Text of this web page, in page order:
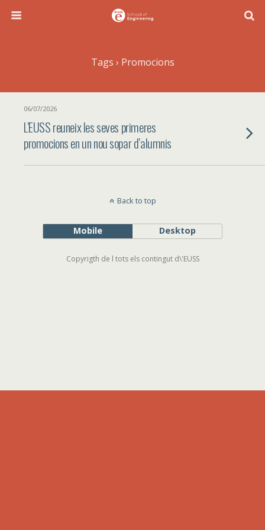
Tags › Promocions
06/07/2026
L’EUSS reuneix les seves primeres
promocions en un nou sopar d’alumnis
Back to top
Mobile Desktop
Copyrigth de l tots els contingut d\'EUSS